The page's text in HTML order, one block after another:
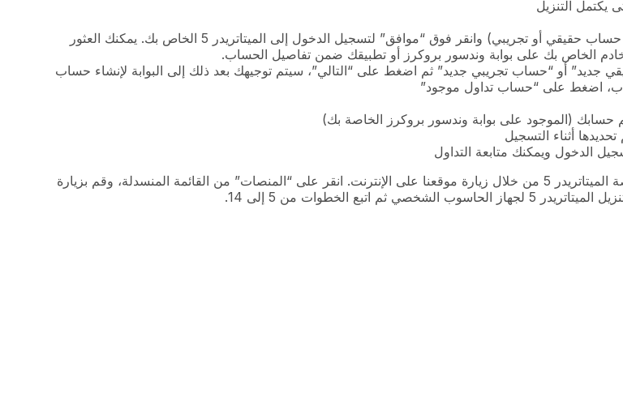
9- حدد اسم الخادم ( حساب حقيقي أو تجريبي) وانقر فوق “موافق” لتسجيل الدخول إلى الميتاتريدر 5 الخاص بك. يمكنك العثور
الخاص بك على بوابة وندسور بروكرز أو تطبيقك ضمن تفاصيل الحساب.
(الموجود على بوابة وندسور بروكرز الخاصة بك)
أثناء التسجيل
يمكنك أيضاً تنزيل منصة الميتاتريدر 5 من خلال زيارة موقعنا على الإنترنت. انقر على “المنصات” من القائمة المنسدلة، وقم بزيارة